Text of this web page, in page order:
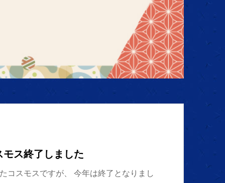
ス終了しました
コスモスですが、 今年は終了となりまし